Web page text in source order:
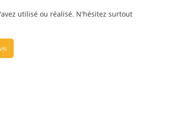
utilisé ou réalisé. N'hésitez surtout